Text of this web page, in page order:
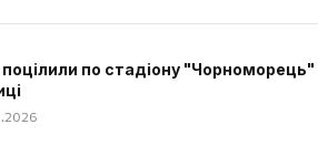
поцілили по стадіону "Чорноморець"